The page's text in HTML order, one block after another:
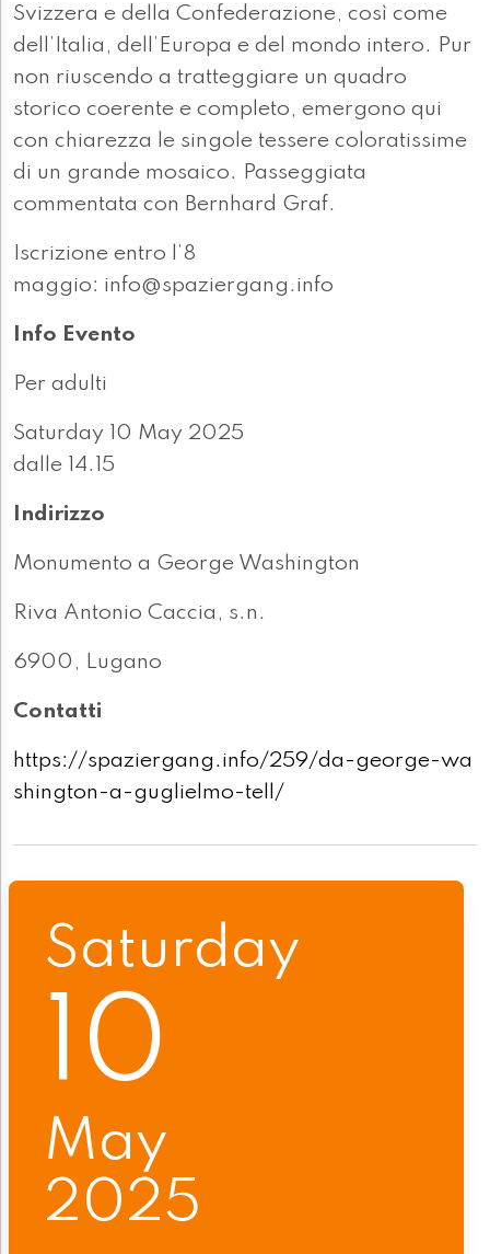
Svizzera e della Confederazione, così come
dell’Italia, dell’Europa e del mondo intero. Pur
non riuscendo a tratteggiare un quadro
storico coerente e completo, emergono qui
con chiarezza le singole tessere coloratissime
di un grande mosaico. Passeggiata
commentata con Bernhard Graf.
Iscrizione entro l’8
maggio: info@spaziergang.info
Info Evento
Per adulti
Saturday 10 May 2025
dalle 14.15
Indirizzo
Monumento a George Washington
Riva Antonio Caccia, s.n.
6900, Lugano
Contatti
https://spaziergang.info/259/da-george-wa
shington-a-guglielmo-tell/
Saturday
10
May
2025